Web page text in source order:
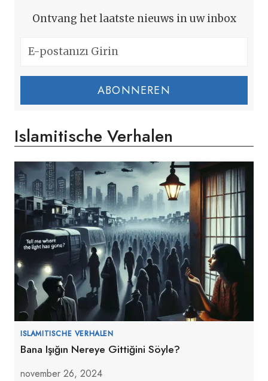
Ontvang het laatste nieuws in uw inbox
ABONNEREN
Islamitische Verhalen
ISLAMITISCHE VERHALEN
Bana Işığın Nereye Gittiğini Söyle?
november 26, 2024